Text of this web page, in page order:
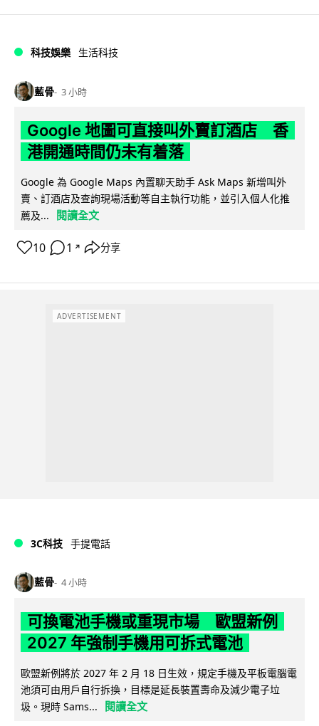
科技娛樂 生活科技
藍骨 3 小時
Google 地圖可直接叫外賣訂酒店 香
港開通時間仍未有着落
Google 為 Google Maps 內置聊天助手 Ask Maps 新增叫外
賣、訂酒店及查詢現場活動等自主執行功能，並引入個人化推
薦及...
閱讀全文
10 1 ↗ 分享
ADVERTISEMENT
3C科技 手提電話
藍骨 4 小時
可換電池手機或重現市場 歐盟新例
2027 年強制手機用可拆式電池
歐盟新例將於 2027 年 2 月 18 日生效，規定手機及平板電腦電
池須可由用戶自行拆換，目標是延長裝置壽命及減少電子垃
圾。現時 Sams...
閱讀全文